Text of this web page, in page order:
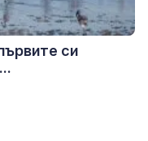
си